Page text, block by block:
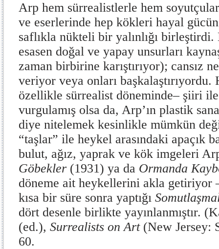
Arp hem sürrealistlerle hem
ve eserlerinde hep kökleri hayal
saflıkla nükteli bir yalınlığı
esasen doğal ve yapay unsurları
zaman birbirine karıştırıyor); cansız
veriyor veya onları
özellikle sürrealist döneminde– şiiri
vurgulamış olsa da, Arp’ın plastik
diye nitelemek kesinlikle mümkün
“taşlar” ile heykel arasındaki apaçık
bulut, ağız, yaprak ve kök imgeleri
Göbekler (1931) ya da Ormanda
döneme ait heykellerini akla getiriyor
kısa bir süre sonra yaptığı
dört desenle birlikte yayınlanmıştır.
(ed.), Surrealists on Art(New Jersey:
60.